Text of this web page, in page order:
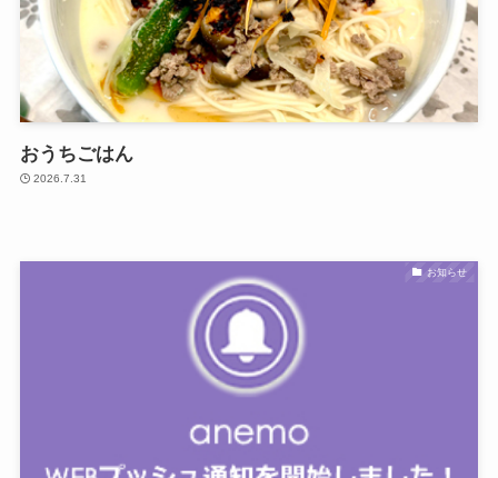
おうちごはん
2026.7.31
お知らせ